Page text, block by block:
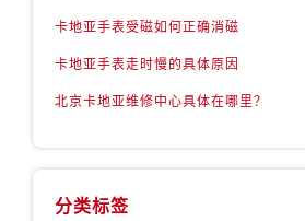
卡地亚手表受磁如何正确消磁
卡地亚手表走时慢的具体原因
北京卡地亚维修中心具体在哪里？
分类标签